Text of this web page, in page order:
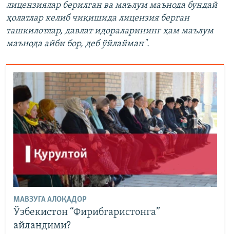
лицензиялар берилган ва маълум маънода бундай
ҳолатлар келиб чиқишида лицензия берган
ташкилотлар, давлат идораларининг ҳам маълум
маънода айби бор, деб ўйлайман".
МАВЗУГА АЛОҚАДОР
Ўзбекистон “Фирибгаристонга”
айландими?